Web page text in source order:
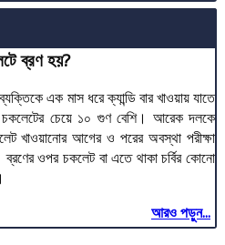
ব্রণ হয়?
এক মাস ধরে ক্যান্ডি বার খাওয়ায় যাতে
চকলেটের চেয়ে ১০ গুণ বেশি। আরেক দলকে
খাওয়ানোর আগের ও পরের অবস্থা পরীক্ষা
ওপর চকলেট বা এতে থাকা চর্বির কোনো
আরও পড়ুন...